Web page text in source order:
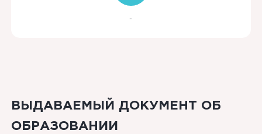
-
ВЫДАВАЕМЫЙ ДОКУМЕНТ ОБ
ОБРАЗОВАНИИ